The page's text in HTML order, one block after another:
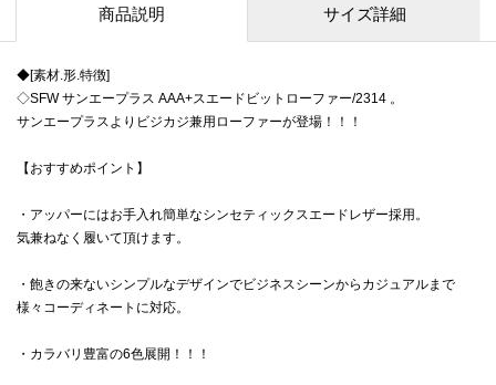
商品説明 サイズ詳細
◆[素材.形.特徴]
◇SFW サンエープラス AAA+スエードビットローファー/2314 。
サンエープラスよりビジカジ兼用ローファーが登場！！！
【おすすめポイント】
・アッパーにはお手入れ簡単なシンセティックスエードレザー採用。
気兼ねなく履いて頂けます。
・飽きの来ないシンプルなデザインでビジネスシーンからカジュアルまで
様々コーディネートに対応。
・カラバリ豊富の6色展開！！！